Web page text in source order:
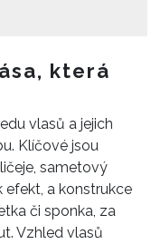
která
vlasů a jejich
Klíčové jsou
sametový
efekt, a konstrukce
či sponka, za
Vzhled vlasů